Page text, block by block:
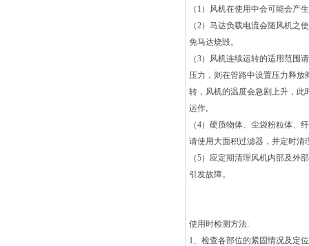
（1）风机在使用中会可能会产
（2）马达负载电流会随风机之
免马达烧毁。
（3）风机连续运转的适用范
压力，则在管路中设置压力释
转，风机的温度会急剧上升，此
运作。
（4）硬质物体、尘袋粉粒体、
请使用大面积过滤器，并定时清
（5）应定期清理风机内部及外
引发故障。
使用时检测方法:
1、检查各部位的紧固情况及定